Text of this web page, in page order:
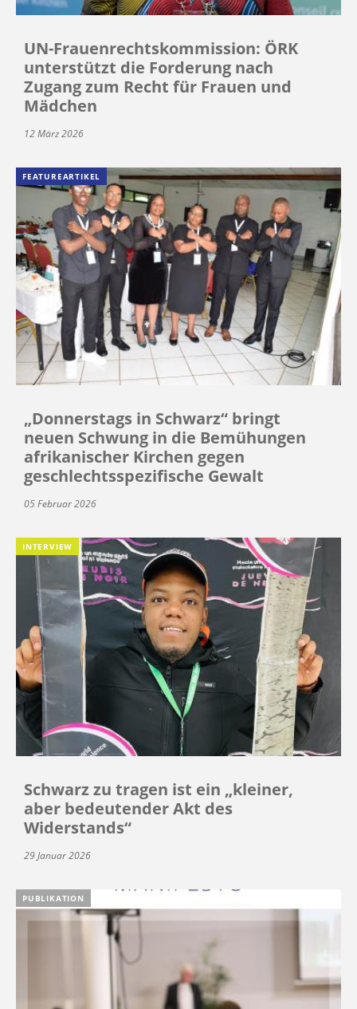
UN-Frauenrechtskommission: ÖRK
unterstützt die Forderung nach
Zugang zum Recht für Frauen und
Mädchen
12 März 2026
FEATUREARTIKEL
„Donnerstags in Schwarz“ bringt
neuen Schwung in die Bemühungen
afrikanischer Kirchen gegen
geschlechtsspezifische Gewalt
05 Februar 2026
INTERVIEW
Schwarz zu tragen ist ein „kleiner,
aber bedeutender Akt des
Widerstands“
29 Januar 2026
PUBLIKATION